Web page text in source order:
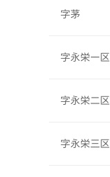
字茅
字永栄一区
字永栄二区
字永栄三区